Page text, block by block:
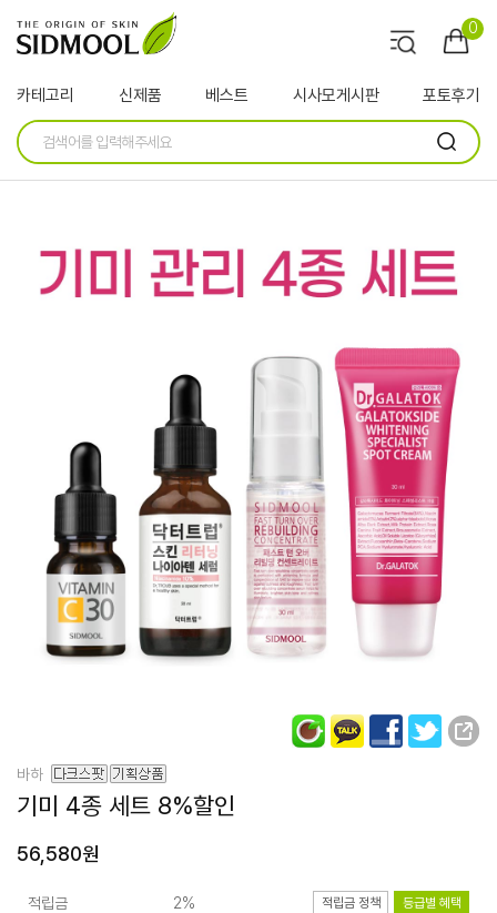
0
카테고리 신제품 베스트 시사모게시판 포토후기
바하
기미 4종 세트 8%할인
56,580원
적립금 2% 적립금 정책 등급별 혜택